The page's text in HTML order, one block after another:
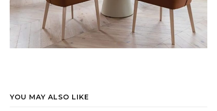
YOU MAY ALSO LIKE